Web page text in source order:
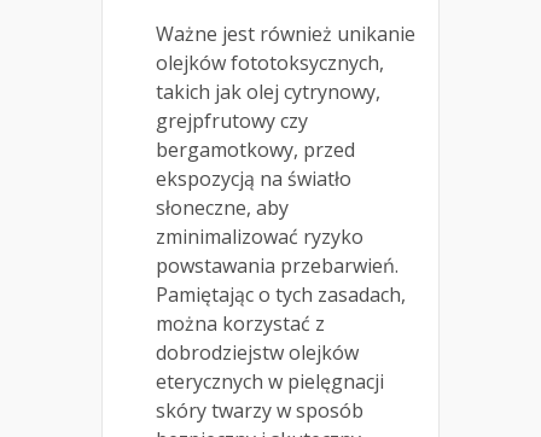
Ważne jest również unikanie
olejków fototoksycznych,
takich jak olej cytrynowy,
grejpfrutowy czy
bergamotkowy, przed
ekspozycją na światło
słoneczne, aby
zminimalizować ryzyko
powstawania przebarwień.
Pamiętając o tych zasadach,
można korzystać z
dobrodziejstw olejków
eterycznych w pielęgnacji
skóry twarzy w sposób